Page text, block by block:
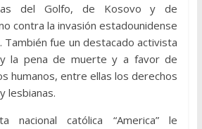
del Golfo, de Kosovo y de
contra la invasión estadounidense
También fue un destacado activista
la pena de muerte y a favor de
humanos, entre ellas los derechos
lesbianas.
nacional católica “America” le